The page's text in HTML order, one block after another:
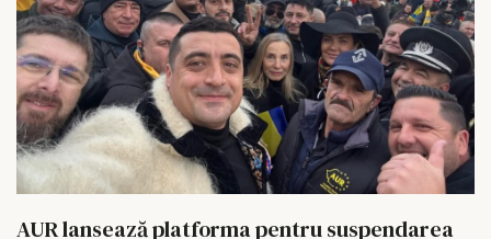
AUR lansează platforma pentru suspendarea